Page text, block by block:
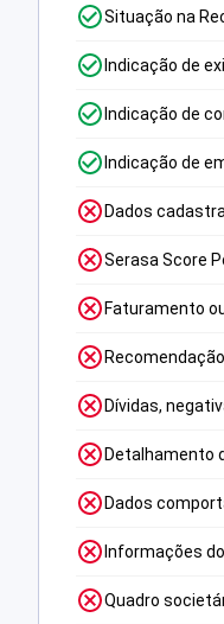
Situação na
Indicação de
Indicação de
Indicação de
Dados
Serasa Score
Faturamento
Dívidas,
Detalhamento
Dados
Informações
Quadro